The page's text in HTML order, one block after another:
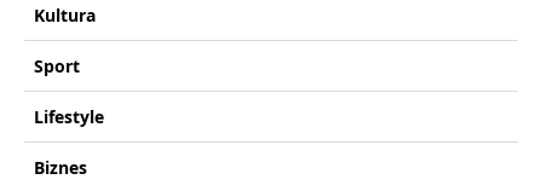
Kultura
Sport
Lifestyle
Biznes